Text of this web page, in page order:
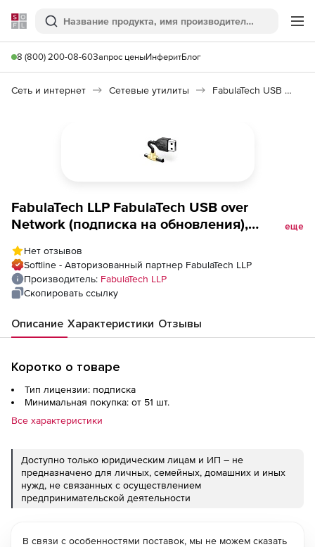
Softline
Поиск
8 (800) 200-08-60Запрос ценыИнферитБлог
Сеть и интернет Сетевые утилиты FabulaTech USB over Network
FabulaTech LLP FabulaTech USB over
Network (подписка на обновления),
устройства
еще
Нет отзывов
Softline - Авторизованный партнер FabulaTech LLP
Производитель: FabulaTech LLP
Скопировать ссылку
Описание Характеристики Отзывы
Коротко о товаре
Тип лицензии: подписка
Минимальная покупка: от 51 шт.
Все характеристики
Доступно только юридическим лицам и ИП – не
предназначено для личных, семейных, домашних и иных
нужд, не связанных с осуществлением
предпринимательской деятельности
В связи с особенностями поставок, мы не можем сказать